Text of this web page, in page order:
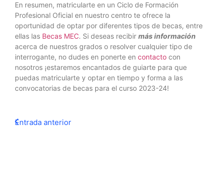
En resumen, matricularte en un Ciclo de Formación
Profesional Oficial en nuestro centro te ofrece la
oportunidad de optar por diferentes tipos de becas, entre
ellas las Becas MEC. Si deseas recibir más información
acerca de nuestros grados o resolver cualquier tipo de
interrogante, no dudes en ponerte en contacto con
nosotros ¡estaremos encantados de guiarte para que
puedas matricularte y optar en tiempo y forma a las
convocatorias de becas para el curso 2023-24!
Entrada anterior